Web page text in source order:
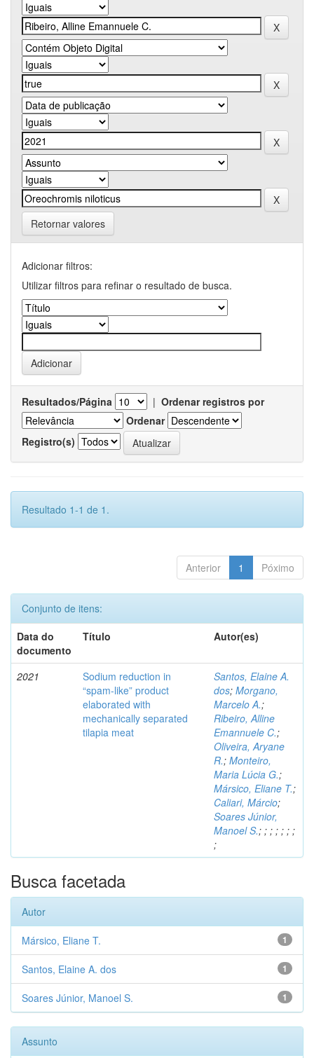
Retornar valores
Adicionar filtros:
Utilizar filtros para refinar o resultado de busca.
Resultados/Página | Ordenar registros por
Ordenar
Registro(s)
Resultado 1-1 de 1.
Anterior 1 Póximo
Conjunto de itens:
Data do
documento
Título Autor(es)
2021
Sodium reduction in
“spam-like” product
elaborated with
mechanically separated
tilapia meat
Santos, Elaine A.
dos; Morgano,
Marcelo A.;
Ribeiro, Alline
Emannuele C.;
Oliveira, Aryane
R.; Monteiro,
Maria Lúcia G.;
Mársico, Eliane T.;
Caliari, Márcio;
Soares Júnior,
Manoel S.; ; ; ; ; ; ;
;
Busca facetada
Autor
1
Mársico, Eliane T.
1
Santos, Elaine A. dos
1
Soares Júnior, Manoel S.
Assunto